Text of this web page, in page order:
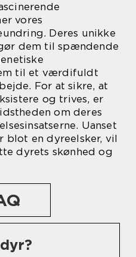
vores
Deres unikke
dem til spændende
til et værdifuldt
For at sikre, at
og trives, er
om deres
Uanset
blot en dyreelsker, vil
dyrets skønhed og